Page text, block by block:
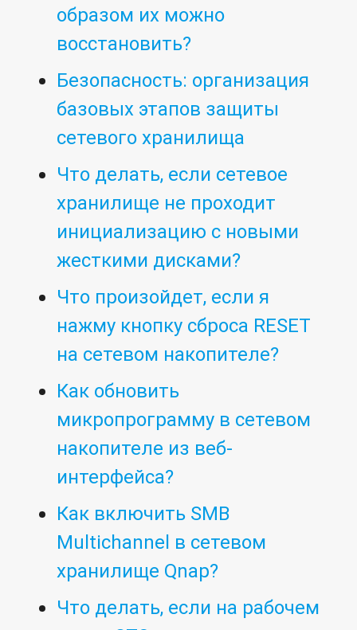
образом их можно
восстановить?
Безопасность: организация
базовых этапов защиты
сетевого хранилища
Что делать, если сетевое
хранилище не проходит
инициализацию с новыми
жесткими дисками?
Что произойдет, если я
нажму кнопку сброса RESET
на сетевом накопителе?
Как обновить
микропрограмму в сетевом
накопителе из веб-
интерфейса?
Как включить SMB
Multichannel в сетевом
хранилище Qnap?
Что делать, если на рабочем